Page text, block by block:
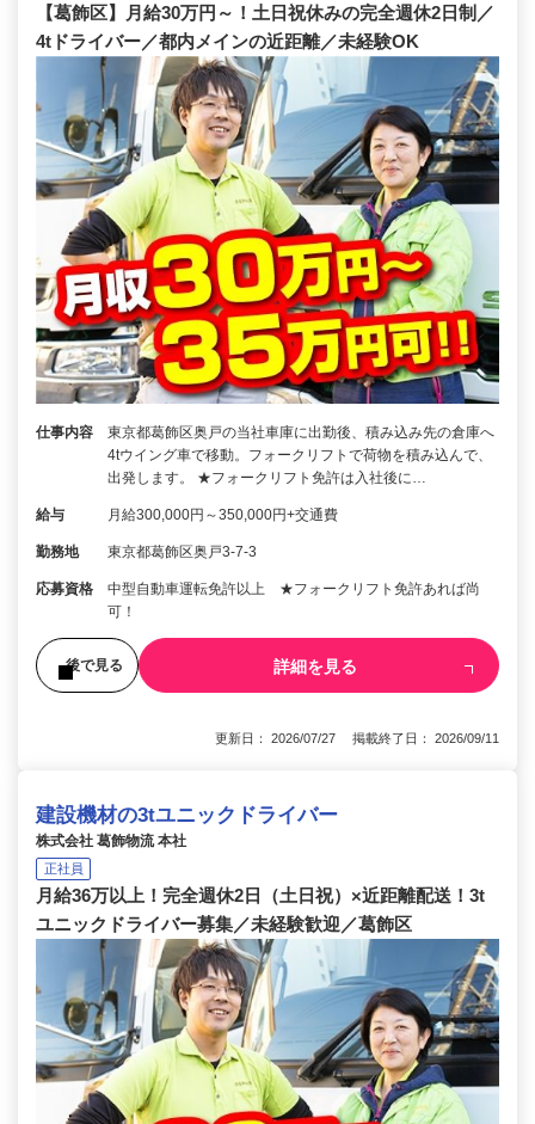
【葛飾区】月給30万円～！土日祝休みの完全週休2日制／
4tドライバー／都内メインの近距離／未経験OK
仕事内容
東京都葛飾区奥戸の当社車庫に出勤後、積み込み先の倉庫へ
4tウイング車で移動。フォークリフトで荷物を積み込んで、
出発します。 ★フォークリフト免許は入社後に…
給与 月給300,000円～350,000円+交通費
勤務地 東京都葛飾区奥戸3-7-3
応募資格
中型自動車運転免許以上 ★フォークリフト免許あれば尚
可！
後で見る 詳細を見る
更新日： 2026/07/27 掲載終了日： 2026/09/11
建設機材の3tユニックドライバー
株式会社 葛飾物流 本社
正社員
月給36万以上！完全週休2日（土日祝）×近距離配送！3t
ユニックドライバー募集／未経験歓迎／葛飾区